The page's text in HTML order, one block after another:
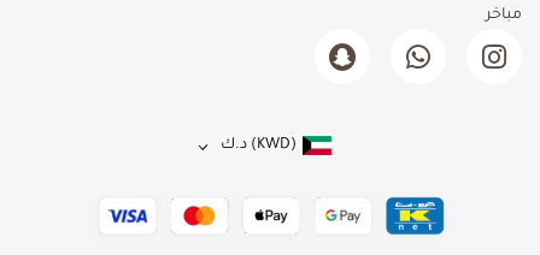
مباخر
(KWD) د.ك